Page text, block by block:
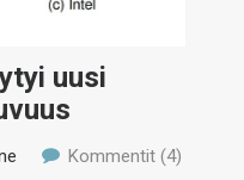
uusi
Kommentit (4)